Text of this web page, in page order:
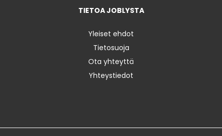
TIETOA JOBLYSTA
Yleiset ehdot
Tietosuoja
Ota yhteyttä
Yhteystiedot